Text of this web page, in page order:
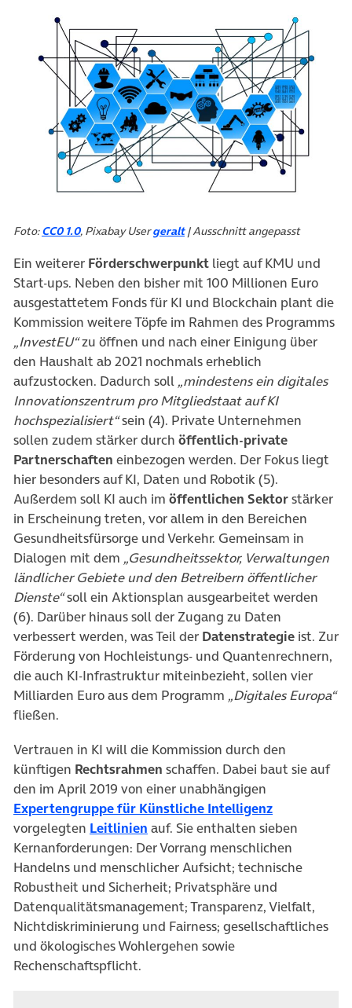
Foto:CC0 1.0, Pixabay Usergeralt| Ausschnitt angepasst
Ein weiterer Förderschwerpunkt liegt auf KMU und
Start-ups. Neben den bisher mit 100 Millionen Euro
ausgestattetem Fonds für KI und Blockchain plant die
Kommission weitere Töpfe im Rahmen des Programms
„InvestEU“zu öffnen und nach einer Einigung über
den Haushalt ab 2021 nochmals erheblich
aufzustocken. Dadurch soll „mindestens ein digitales
Innovationszentrum pro Mitgliedstaat auf KI
hochspezialisiert“sein (4). Private Unternehmen
sollen zudem stärker durch öffentlich-private
Partnerschaften einbezogen werden. Der Fokus liegt
hier besonders auf KI, Daten und Robotik (5).
Außerdem soll KI auch im öffentlichen Sektorstärker
in Erscheinung treten, vor allem in den Bereichen
Gesundheitsfürsorge und Verkehr. Gemeinsam in
Dialogen mit dem „Gesundheitssektor, Verwaltungen
ländlicher Gebiete und den Betreibern öffentlicher
Dienste“soll ein Aktionsplan ausgearbeitet werden
(6). Darüber hinaus soll der Zugang zu Daten
verbessert werden, was Teil der Datenstrategie ist. Zur
Förderung von Hochleistungs- und Quantenrechnern,
die auch KI-Infrastruktur miteinbezieht, sollen vier
Milliarden Euro aus dem Programm „Digitales Europa“
fließen.
Vertrauen in KI will die Kommission durch den
künftigen Rechtsrahmen schaffen. Dabei baut sie auf
den im April 2019 von einer unabhängigen
Expertengruppe für Künstliche Intelligenz(öffnet in
vorgelegten Leitlinien (öffnet in neuem Tab)
auf. Sie enthalten sieben
Kernanforderungen: Der Vorrang menschlichen
Handelns und menschlicher Aufsicht; technische
Robustheit und Sicherheit; Privatsphäre und
Datenqualitätsmanagement; Transparenz, Vielfalt,
Nichtdiskriminierung und Fairness; gesellschaftliches
und ökologisches Wohlergehen sowie
Rechenschaftspflicht.